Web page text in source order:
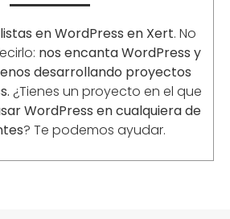
en WordPress en Xert. No
nos encanta WordPress y
desarrollando proyectos
¿Tienes un proyecto en el que
WordPress en cualquiera de
? Te podemos ayudar.